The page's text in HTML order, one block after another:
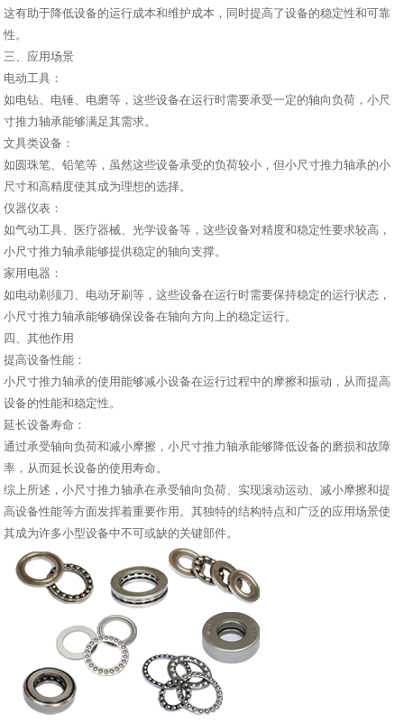
这有助于降低设备的运行成本和维护成本，同时提高了设备的稳定性和可靠
性。
三、应用场景
电动工具：
如电钻、电锤、电磨等，这些设备在运行时需要承受一定的轴向负荷，小尺
寸推力轴承能够满足其需求。
文具类设备：
如圆珠笔、铅笔等，虽然这些设备承受的负荷较小，但小尺寸推力轴承的小
尺寸和高精度使其成为理想的选择。
仪器仪表：
如气动工具、医疗器械、光学设备等，这些设备对精度和稳定性要求较高，
小尺寸推力轴承能够提供稳定的轴向支撑。
家用电器：
如电动剃须刀、电动牙刷等，这些设备在运行时需要保持稳定的运行状态，
小尺寸推力轴承能够确保设备在轴向方向上的稳定运行。
四、其他作用
提高设备性能：
小尺寸推力轴承的使用能够减小设备在运行过程中的摩擦和振动，从而提高
设备的性能和稳定性。
延长设备寿命：
通过承受轴向负荷和减小摩擦，小尺寸推力轴承能够降低设备的磨损和故障
率，从而延长设备的使用寿命。
综上所述，小尺寸推力轴承在承受轴向负荷、实现滚动运动、减小摩擦和提
高设备性能等方面发挥着重要作用。其独特的结构特点和广泛的应用场景使
其成为许多小型设备中不可或缺的关键部件。